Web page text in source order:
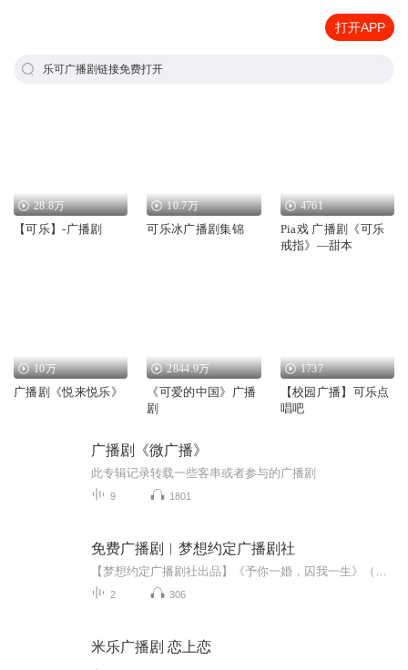
打开APP
乐可广播剧链接免费打开
28.8万
【可乐】-广播剧
10.7万
可乐冰广播剧集锦
4761
Pia戏 广播剧《可乐
戒指》—甜本
10万
广播剧《悦来悦乐》
2844.9万
《可爱的中国》广播
剧
1737
【校园广播】可乐点
唱吧
广播剧《微广播》
此专辑记录转载一些客串或者参与的广播剧
9 1801
免费广播剧︱梦想约定广播剧社
2 306
米乐广播剧 恋上恋